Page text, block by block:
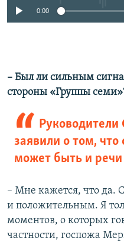
0:00
– Был ли сильным
стороны «Группы
Руководители
заявили о том, что
может быть и речи
– Мне кажется, что да.
и положительным. Я
моментов, о которых
частности, госпожа